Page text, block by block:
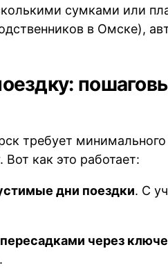
сумками или
в Омске),
требует
как это работает:
дни поездки. С
через